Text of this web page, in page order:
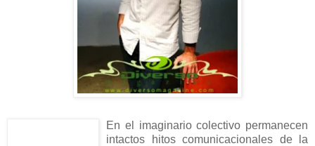
En el imaginario colectivo permanecen
intactos hitos comunicacionales de la